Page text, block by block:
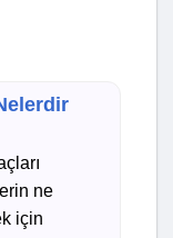
ne
için